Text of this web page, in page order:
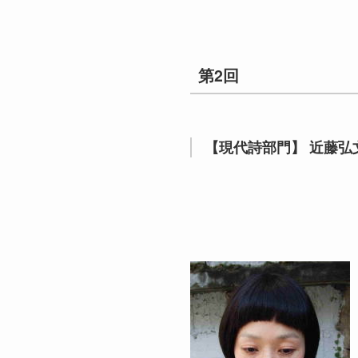
第2回
【現代詩部門】 近藤弘